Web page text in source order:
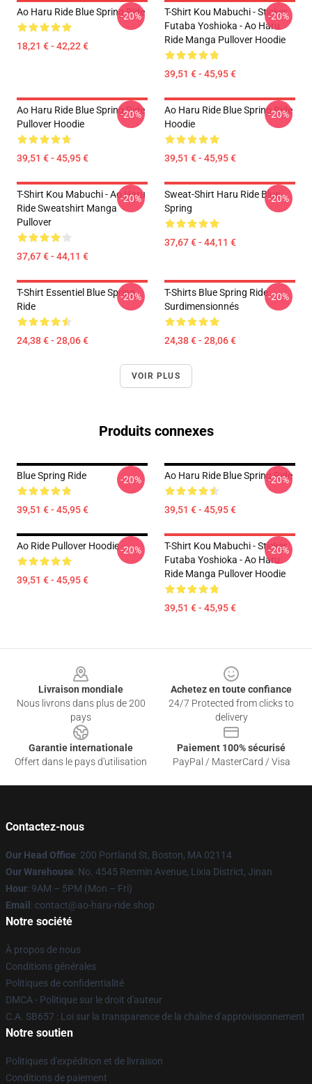
Ao Haru Ride Blue Spring Ride
18,21 € - 42,22 €
-20%
T-Shirt Kou Mabuchi - Sticker
Futaba Yoshioka - Ao Haru
Ride Manga Pullover Hoodie
39,51 € - 45,95 €
-20%
Ao Haru Ride Blue Spring Ride
Pullover Hoodie
39,51 € - 45,95 €
-20%
Ao Haru Ride Blue Spring Ride
Hoodie
39,51 € - 45,95 €
-20%
T-Shirt Kou Mabuchi - Ao Haru
Ride Sweatshirt Manga
Pullover
37,67 € - 44,11 €
-20%
Sweat-Shirt Haru Ride Blue
Spring
37,67 € - 44,11 €
-20%
T-Shirt Essentiel Blue Spring
Ride
24,38 € - 28,06 €
-20%
T-Shirts Blue Spring Ride
Surdimensionnés
24,38 € - 28,06 €
-20%
VOIR PLUS
Produits connexes
Blue Spring Ride
39,51 € - 45,95 €
-20% Ao Haru Ride Blue Spring Ride
39,51 € - 45,95 €
-20%
Ao Ride Pullover Hoodie
39,51 € - 45,95 €
-20%
T-Shirt Kou Mabuchi - Sticker
Futaba Yoshioka - Ao Haru
Ride Manga Pullover Hoodie
39,51 € - 45,95 €
-20%
Livraison mondiale
Nous livrons dans plus de 200
pays
Achetez en toute confiance
24/7 Protected from clicks to
delivery
Garantie internationale
Offert dans le pays d'utilisation
Paiement 100% sécurisé
PayPal / MasterCard / Visa
Contactez-nous
Our Head Office: 200 Portland St, Boston, MA 02114
Our Warehouse: No. 4545 Renmin Avenue, Lixia District, Jinan
Hour: 9AM – 5PM (Mon – Fri)
Email : contact@ao-haru-ride.shop
Notre société
À propos de nous
Conditions générales
Politiques de confidentialité
DMCA - Politique sur le droit d'auteur
C.A. SB657 : Loi sur la transparence de la chaîne d'approvisionnement
Notre soutien
Politiques d'expédition et de livraison
Conditions de paiement